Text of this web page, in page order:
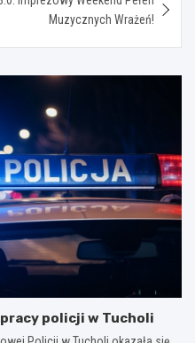
Muzycznych Wrażeń!
policji w Tucholi